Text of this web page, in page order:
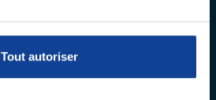
Tout autoriser